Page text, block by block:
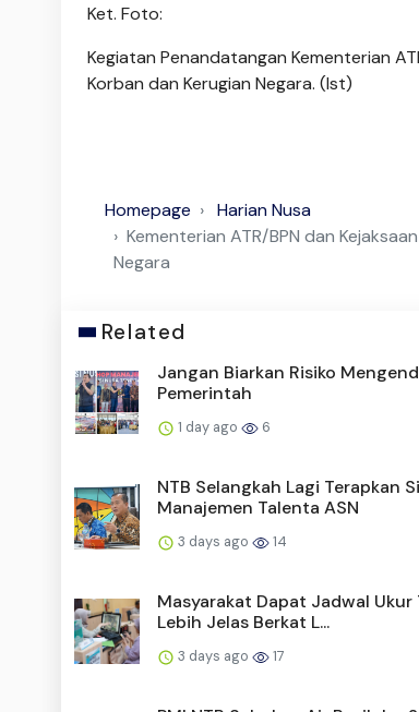
Ket. Foto:
Kegiatan Penandatangan Kementerian
Korban dan Kerugian Negara. (Ist)
Homepage
Harian Nusa
Kementerian ATR/BPN dan
Negara
Related
Jangan Biarkan Risiko
Pemerintah
1 day ago 6
NTB Selangkah Lagi Terapkan
Manajemen Talenta ASN
3 days ago 14
Masyarakat Dapat Jadwal Ukur
Lebih Jelas Berkat L...
3 days ago 17